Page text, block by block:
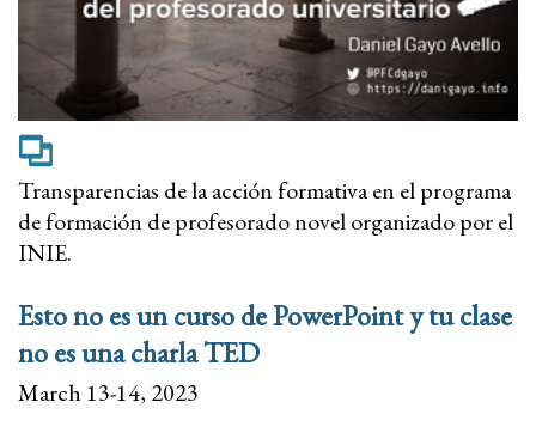
Transparencias de la acción formativa en el programa
de formación de profesorado novel organizado por el
INIE.
Esto no es un curso de PowerPoint y tu clase
no es una charla TED
March 13-14, 2023